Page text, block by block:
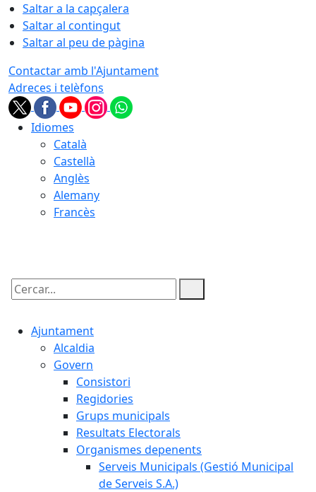
Saltar a la capçalera
Saltar al contingut
Saltar al peu de pàgina
Contactar amb l'Ajuntament
Adreces i telèfons
Idiomes
Català
Castellà
Anglès
Alemany
Francès
Cercar:
Ajuntament
Alcaldia
Govern
Consistori
Regidories
Grups municipals
Resultats Electorals
Organismes depenents
Serveis Municipals (Gestió Municipal
de Serveis S.A.)